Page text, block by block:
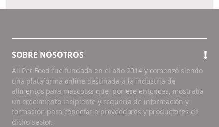
SOBRE NOSOTROS
All Pet Food fue fundada en el año 2014 y comenzó siendo
una plataforma online destinada a la industria de
alimentos para mascotas que, por ese entonces, mostraba
un crecimiento incipiente y requería de información y
formación para conectar a proveedores y productores de
dicho sector.